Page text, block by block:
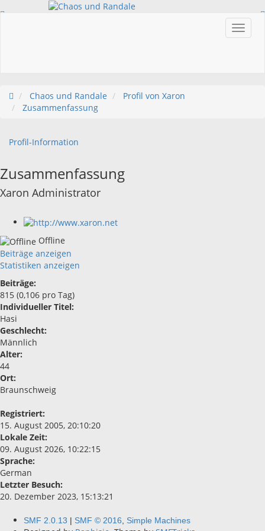
Chaos und Randale
Profil von Xaron
Zusammenfassung
Profil-Information
Zusammenfassung
Xaron Administrator
Offline
Beiträge anzeigen
Statistiken anzeigen
Beiträge:
815 (0,106 pro Tag)
Individueller Titel:
Hasi
Geschlecht:
Männlich
Alter:
44
Ort:
Braunschweig
Registriert:
15. August 2005, 20:10:20
Lokale Zeit:
09. August 2026, 10:22:15
Sprache:
German
Letzter Besuch:
20. Dezember 2023, 15:13:21
SMF 2.0.13 | SMF © 2016 Simple Machines